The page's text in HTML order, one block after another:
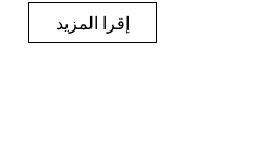
إقرا المزيد